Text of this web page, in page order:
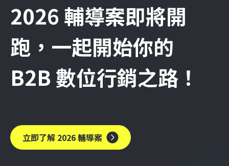
2026 輔導案即將開
跑，一起開始你的
B2B 數位行銷之路！
立即了解 2026 輔導案